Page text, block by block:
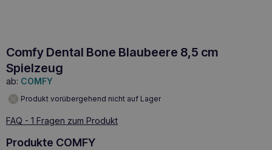
Comfy Dental Bone Blaubeere 8,5 cm
Spielzeug
ab: COMFY
Produkt vorübergehend nicht auf Lager
FAQ - 1 Fragen zum Produkt
Produkte COMFY